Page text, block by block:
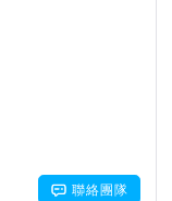
聯絡團隊